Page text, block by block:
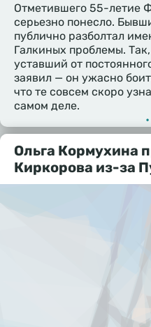
Отметившего 55-летие
серьезно понесло.
публично разболтал
Галкиных проблемы.
уставший от
заявил — он ужасно
что те совсем скоро
самом деле.
Ольга Кормухина
Киркорова из-за